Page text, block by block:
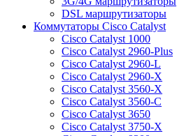
DSL маршрутизаторы
Коммутаторы Cisco Catalyst
Cisco Catalyst 1000
Cisco Catalyst 2960-Plus
Cisco Catalyst 2960-L
Cisco Catalyst 2960-X
Cisco Catalyst 3560-X
Cisco Catalyst 3560-C
Cisco Catalyst 3650
Cisco Catalyst 3750-X